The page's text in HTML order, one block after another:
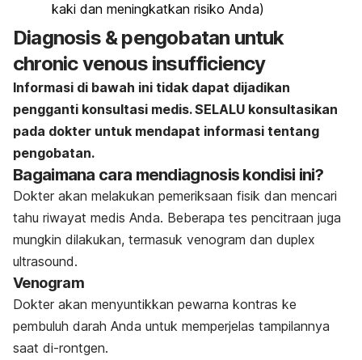
kaki dan meningkatkan risiko Anda)
Diagnosis & pengobatan untuk
chronic venous insufficiency
Informasi di bawah ini tidak dapat dijadikan
pengganti konsultasi medis. SELALU konsultasikan
pada dokter untuk mendapat informasi tentang
pengobatan.
Bagaimana cara mendiagnosis kondisi ini?
Dokter akan melakukan pemeriksaan fisik dan mencari
tahu riwayat medis Anda. Beberapa tes pencitraan juga
mungkin dilakukan, termasuk venogram dan duplex
ultrasound.
Venogram
Dokter akan menyuntikkan pewarna kontras ke
pembuluh darah Anda untuk memperjelas tampilannya
saat di-rontgen.